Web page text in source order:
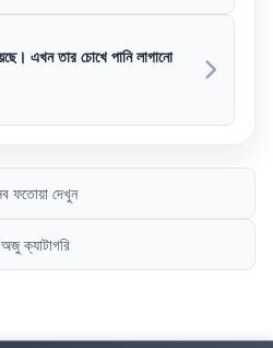
এখন তার চোখে পানি লাগানো
ফতোয়া দেখুন
অজু ক্যাটাগরি